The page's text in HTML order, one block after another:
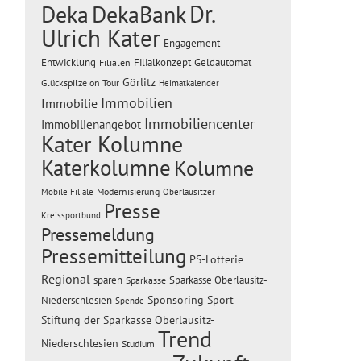
Deka DekaBankDr.
Ulrich Kater Engagement
Entwicklung Filialen Filialkonzept Geldautomat
Glückspilze on Tour Görlitz Heimatkalender
Immobilie Immobilien
Immobilienangebot Immobiliencenter
Kater Kolumne
Katerkolumne Kolumne
Mobile Filiale Modernisierung Oberlausitzer
Kreissportbund Presse
Pressemeldung
Pressemitteilung PS-Lotterie
Regional sparen Sparkasse Sparkasse Oberlausitz-
Niederschlesien Spende Sponsoring Sport
Stiftung der Sparkasse Oberlausitz-
Niederschlesien Studium Trend